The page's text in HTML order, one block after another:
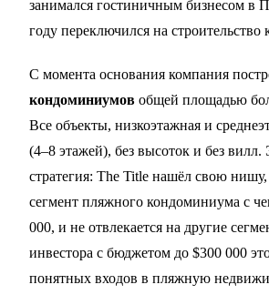
занимался гостиничным бизнесом в
году переключился на
С момента основания компания
кондоминиумов общей площадью
Все объекты, низкоэтажная и
(4–8 этажей), без высоток и без вилл.
стратегия: The Title нашёл свою
сегмент пляжного кондоминиума с
000, и не отвлекается на другие
инвестора с бюджетом до $300 000
понятных входов в пляжную